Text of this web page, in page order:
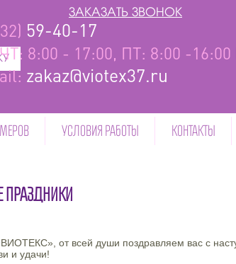
59-40-17
8:00 - 17:00, ПТ: 8:00 -
zakaz@viotex37.ru
ЗАКАЗАТЬ ЗВОНОК
УСЛОВИЯ РАБОТЫ КОНТАКТЫ
ПРАЗДНИКИ
от всей души поздравляем вас с
и удачи!